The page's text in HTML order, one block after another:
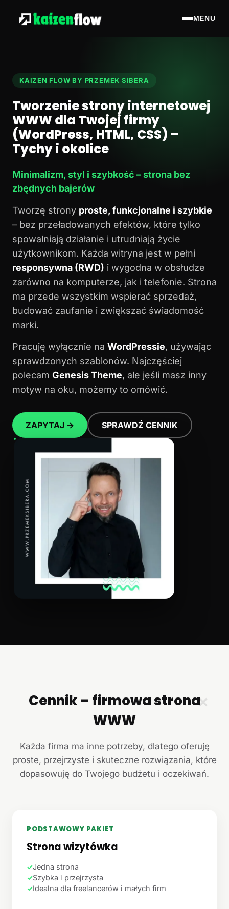
MENU
KAIZEN FLOW BY PRZEMEK SIBERA
Tworzenie strony internetowej
WWW dla Twojej firmy
(WordPress, HTML, CSS) –
Tychy i okolice
Minimalizm, styl i szybkość – strona bez
zbędnych bajerów
Tworzę strony proste, funkcjonalne i szybkie
– bez przeładowanych efektów, które tylko
spowalniają działanie i utrudniają życie
użytkownikom. Każda witryna jest w pełni
responsywna (RWD) i wygodna w obsłudze
zarówno na komputerze, jak i telefonie. Strona
ma przede wszystkim wspierać sprzedaż,
budować zaufanie i zwiększać świadomość
marki.
Pracuję wyłącznie na WordPressie, używając
sprawdzonych szablonów. Najczęściej
polecam Genesis Theme, ale jeśli masz inny
motyw na oku, możemy to omówić.
ZAPYTAJ → SPRAWDŹ CENNIK
✕
Cennik – firmowa strona
WWW
Każda firma ma inne potrzeby, dlatego oferuję
proste, przejrzyste i skuteczne rozwiązania, które
dopasowuję do Twojego budżetu i oczekiwań.
PODSTAWOWY PAKIET
Strona wizytówka
✓Jedna strona
✓Szybka i przejrzysta
✓Idealna dla freelancerów i małych firm